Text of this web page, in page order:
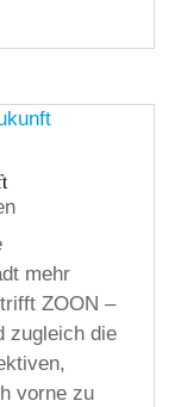
mehr
ZOON –
zugleich die
vorne zu